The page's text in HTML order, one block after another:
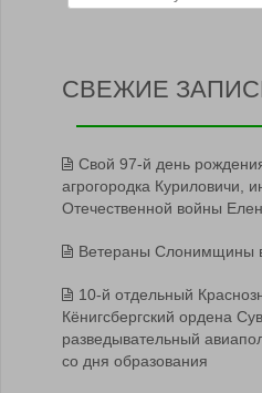
СВЕЖИЕ
Свой 97-й день
агрогородка Куриловичи,
Отечественной войны
Ветераны Слонимщины
10-й отдельный
Кёнигсбергский ордена
разведывательный
со дня образования